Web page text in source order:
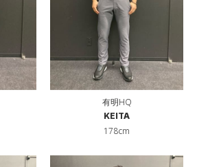
有明HQ
KEITA
178cm